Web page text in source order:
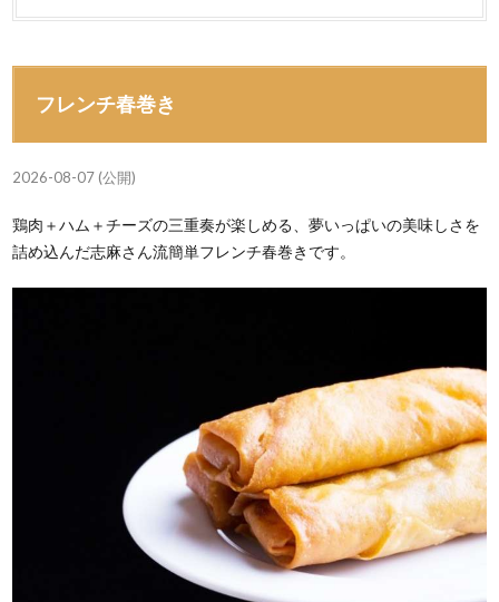
フレンチ春巻き
2026-08-07 (公開)
鶏肉＋ハム＋チーズの三重奏が楽しめる、夢いっぱいの美味しさを
詰め込んだ志麻さん流簡単フレンチ春巻きです。